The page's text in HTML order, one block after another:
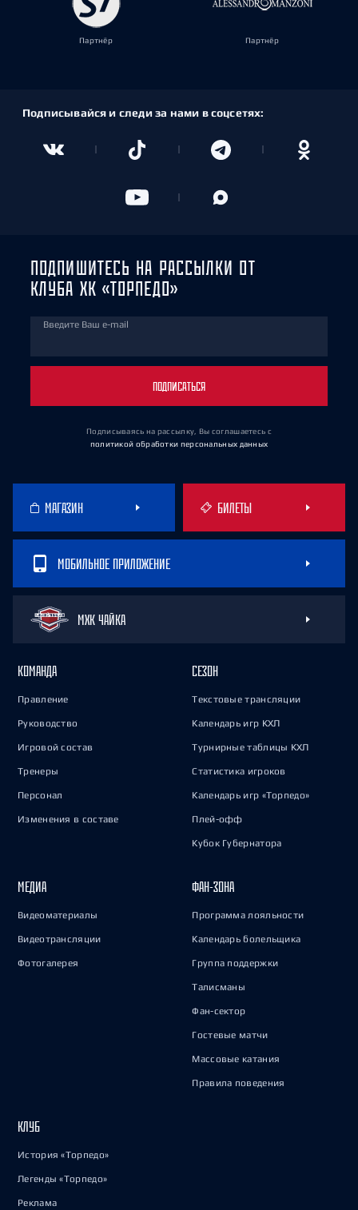
Партнёр Партнёр
Подписывайся и следи за нами в соцсетях:
ПОДПИШИТЕСЬ НА РАССЫЛКИ ОТ
КЛУБА ХК «ТОРПЕДО»
Введите Ваш e-mail
ПОДПИСАТЬСЯ
Подписываясь на рассылку, Вы соглашаетесь с
политикой обработки персональных данных
МАГАЗИН БИЛЕТЫ
МОБИЛЬНОЕ ПРИЛОЖЕНИЕ
МХК ЧАЙКА
КОМАНДА
Правление
Руководство
Игровой состав
Тренеры
Персонал
Изменения в составе
СЕЗОН
Текстовые трансляции
Календарь игр КХЛ
Турнирные таблицы КХЛ
Статистика игроков
Календарь игр «Торпедо»
Плей-офф
Кубок Губернатора
МЕДИА
Видеоматериалы
Видеотрансляции
Фотогалерея
ФАН-ЗОНА
Программа лояльности
Календарь болельщика
Группа поддержки
Талисманы
Фан-сектор
Гостевые матчи
Массовые катания
Правила поведения
КЛУБ
История «Торпедо»
Легенды «Торпедо»
Реклама